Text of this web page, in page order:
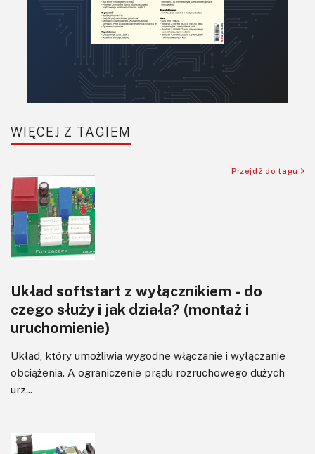
Projektowanie
Sensory
Software
Sterowanie
Transformatory
Tranzystory
Wzmacniacze
Zasilanie
WIĘCEJ Z TAGIEM
Przejdź do tagu
Układ softstart z wyłącznikiem - do
czego służy i jak działa? (montaż i
uruchomienie)
Układ, który umożliwia wygodne włączanie i wyłączanie
obciążenia. A ograniczenie prądu rozruchowego dużych
urz...